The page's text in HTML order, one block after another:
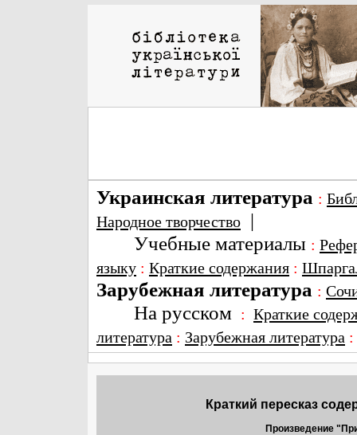
Украинская литература :
Народное творчество |
Учебные материалы :
языку : Краткие содержания :
Зарубежная литература :
На русском : Краткие
литература : Зарубежная литература
Краткий пересказ
Произведение